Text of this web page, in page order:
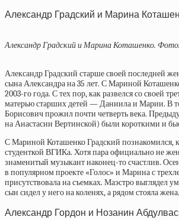
Александр Градский и Марина
Александр Градский и Марина Коташенко.
Александр Градский старше своей последней
сына Александра на 35 лет. С Мариной
2003-го года. С тех пор, как развелся со своей
матерью старших детей — Даниила и Марии. В
Борисович прожил почти четверть века.
на Анастасии Вертинской) были короткими и
С Мариной Коташенко Градский познакомился,
студенткой ВГИКа. Хотя пара официально не
знаменитый музыкант наконец-то счастлив.
в популярном проекте «Голос» и Марина с
присутствовала на съемках. Маэстро выглядел
сын сидел у него на коленях, а рядом стояла жена.
Александр Гордон и Нозанин